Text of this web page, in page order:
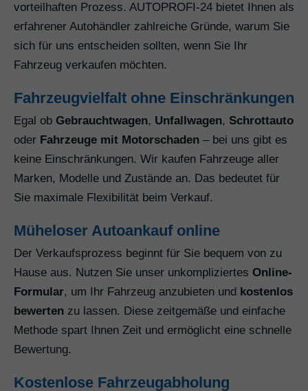
vorteilhaften Prozess. AUTOPROFI-24 bietet Ihnen als
erfahrener Autohändler zahlreiche Gründe, warum Sie
sich für uns entscheiden sollten, wenn Sie Ihr
Fahrzeug verkaufen möchten.
Fahrzeugvielfalt ohne Einschränkungen
Egal ob Gebrauchtwagen, Unfallwagen, Schrottauto
oder Fahrzeuge mit Motorschaden – bei uns gibt es
keine Einschränkungen. Wir kaufen Fahrzeuge aller
Marken, Modelle und Zustände an. Das bedeutet für
Sie maximale Flexibilität beim Verkauf.
Müheloser Autoankauf online
Der Verkaufsprozess beginnt für Sie bequem von zu
Hause aus. Nutzen Sie unser unkompliziertes Online-
Formular, um Ihr Fahrzeug anzubieten und kostenlos
bewerten zu lassen. Diese zeitgemäße und einfache
Methode spart Ihnen Zeit und ermöglicht eine schnelle
Bewertung.
Kostenlose Fahrzeugabholung